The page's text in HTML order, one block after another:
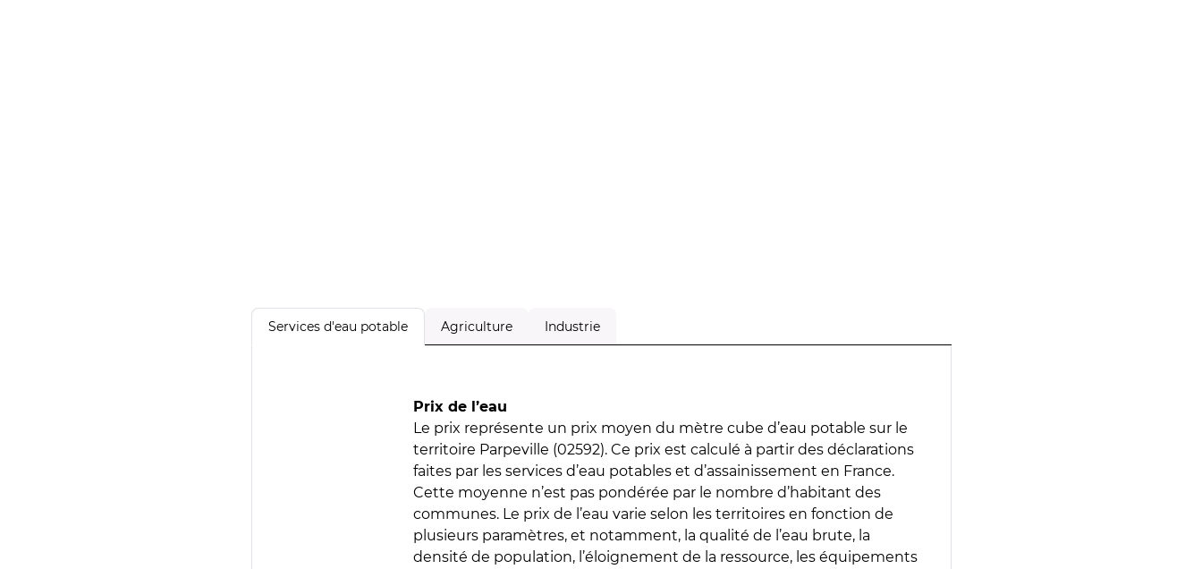
Services d'eau potable Agriculture Industrie
Prix de l’eau
Le prix représente un prix moyen du mètre cube d’eau potable sur le
territoire Parpeville (02592). Ce prix est calculé à partir des déclarations
faites par les services d’eau potables et d’assainissement en France.
Cette moyenne n’est pas pondérée par le nombre d’habitant des
communes. Le prix de l’eau varie selon les territoires en fonction de
plusieurs paramètres, et notamment, la qualité de l’eau brute, la
densité de population, l’éloignement de la ressource, les équipements